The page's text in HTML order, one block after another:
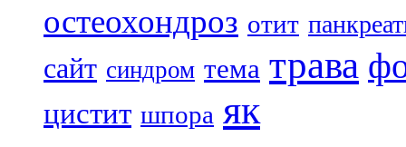
остеохондроз отит
сайт синдром тема трава
цистит шпора як